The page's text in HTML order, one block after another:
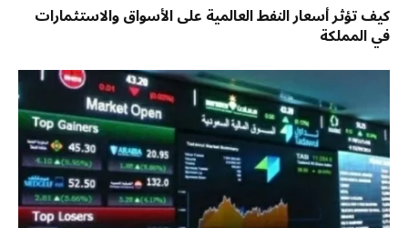
كيف تؤثر أسعار النفط العالمية على الأسواق والاستثمارات
في المملكة